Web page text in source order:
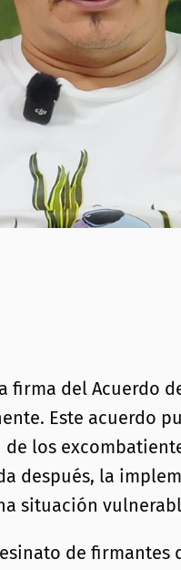
del Acuerdo
Este acuerdo
los
después, la
de